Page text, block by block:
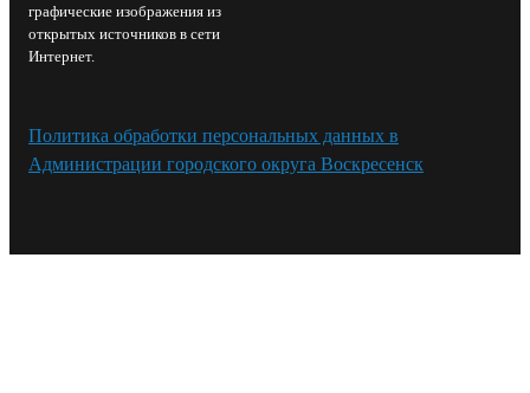
графические изображения из
открытых источников в сети
Интернет.
Политика обработки персональных данных в
Администрации городского округа Воскресенск